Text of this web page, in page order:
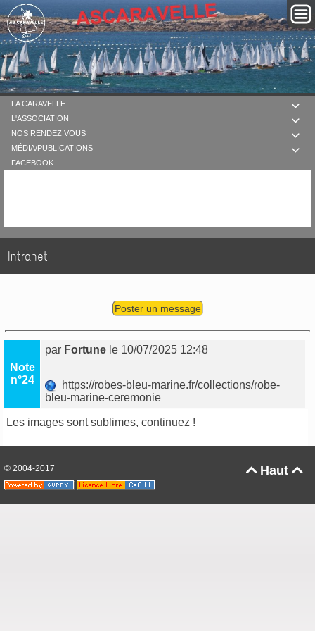

LA CARAVELLE

L'ASSOCIATION

NOS RENDEZ VOUS

MÉDIA/PUBLICATIONS
FACEBOOK
Intranet
Poster un message
Note
n°24
par Fortune le 10/07/2025 12:48
https://robes-bleu-marine.fr/collections/robe-
bleu-marine-ceremonie
Les images sont sublimes, continuez !
Haut 
© 2004-2017